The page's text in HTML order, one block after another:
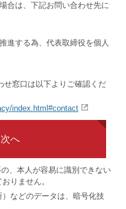
合は、下記お問い合わせ先に
進する為、代表取締役を個人
せ窓口は以下よりご確認くだ
index.html#contact
へ
、本人が容易に識別できない
りません。
などのデータは、暗号化技